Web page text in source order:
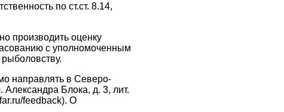
по ст.ст. 8.14,
производить оценку
с уполномоченным
направлять в Северо-
Александра Блока, д. 3, лит.
feedback). О